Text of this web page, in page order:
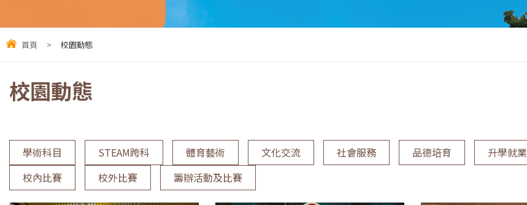
首頁 > 校園動態
校園動態
學術科目
STEAM跨科 體育藝術 文化交流 社會服務 品德培育 升學就業
校內比賽
校外比賽 籌辦活動及比賽